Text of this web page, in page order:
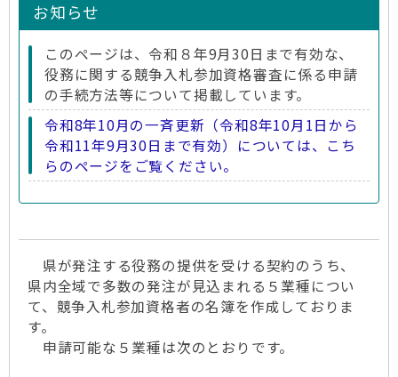
お知らせ
このページは、令和８年9月30日まで有効な、
役務に関する競争入札参加資格審査に係る申請
の手続方法等について掲載しています。
令和8年10月の一斉更新（令和8年10月1日から
令和11年9月30日まで有効）については、こち
らのページをご覧ください。
県が発注する役務の提供を受ける契約のうち、
県内全域で多数の発注が見込まれる５業種につい
て、競争入札参加資格者の名簿を作成しておりま
す。
申請可能な５業種は次のとおりです。